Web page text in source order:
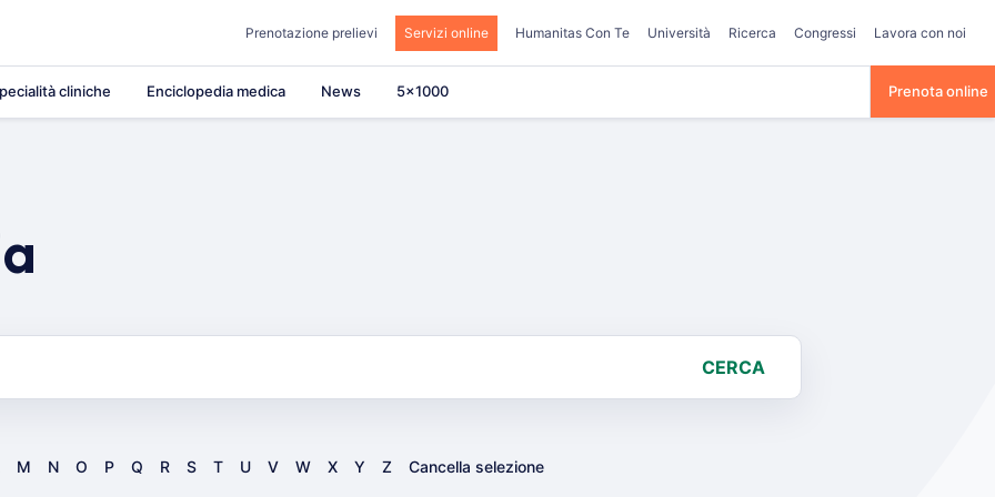
Prenotazione prelievi Servizi online Humanitas Con Te Università Ricerca Congressi Lavora con noi
cliniche Enciclopedia medica News 5×1000 Prenota online
CERCA
M N O P Q R S T U V W X Y Z Cancella selezione